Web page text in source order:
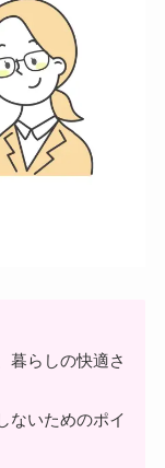
暮らしの快適さ
ないためのポイ